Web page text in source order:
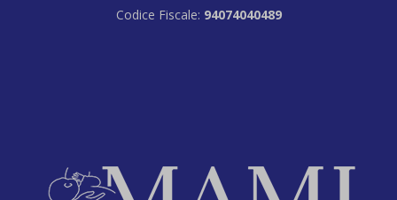
Codice Fiscale: 94074040489